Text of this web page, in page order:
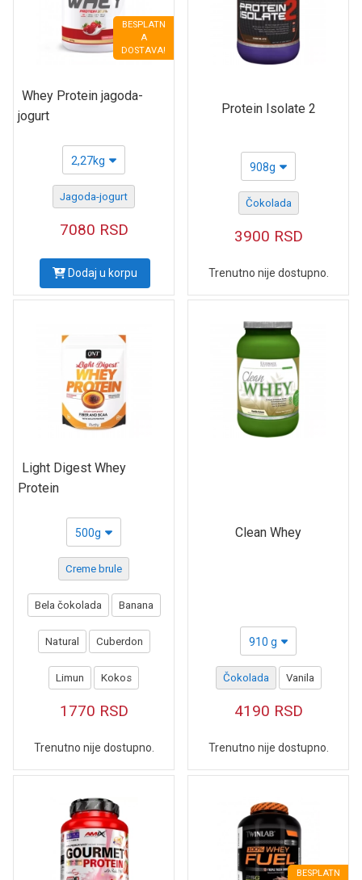
BESPLATN
A
DOSTAVA!
Whey Protein jagoda-
jogurt
2,27kg
Jagoda-jogurt
7080 RSD
Dodaj u korpu
Protein Isolate 2
908g
Čokolada
3900 RSD
Trenutno nije dostupno.
Light Digest Whey
Protein
500g
Creme brule
Bela čokolada Banana
Natural Cuberdon
Limun Kokos
1770 RSD
Trenutno nije dostupno.
Clean Whey
910 g
Čokolada Vanila
4190 RSD
Trenutno nije dostupno.
BESPLATN